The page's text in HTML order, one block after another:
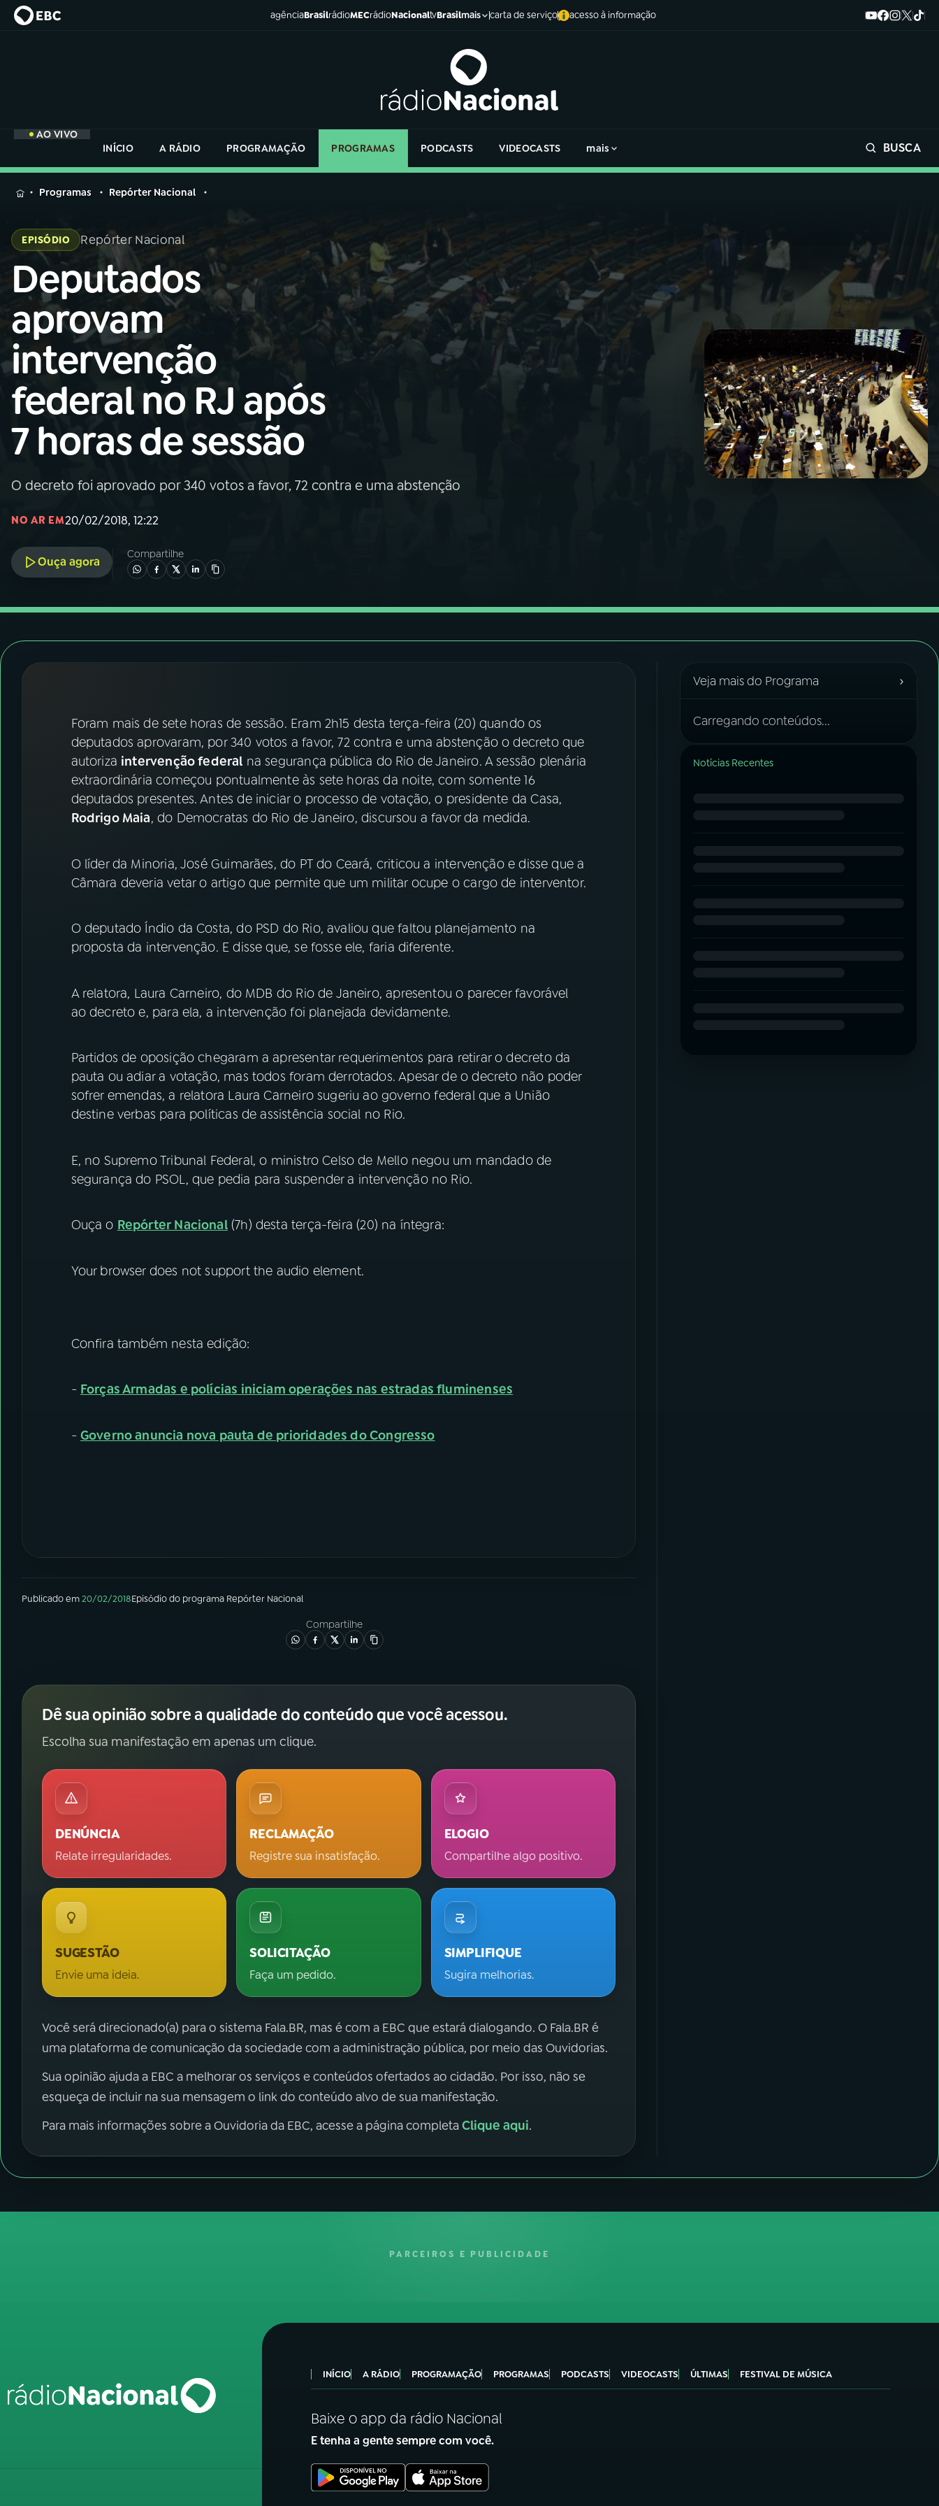
agênciaBrasilrádioMECrádioNacionaltvBrasilmais carta de serviço acesso à informação
AO VIVO
INÍCIO
A RÁDIO PROGRAMAÇÃO PROGRAMAS PODCASTS VIDEOCASTS mais BUSCA
MENU
Buscar
na
Rádio
Nacional
AO VIVO
01INÍCIO
02A RÁDIO
03 PROGRAMAÇÃO
04PROGRAMAS
ACOMPANHE A RÁDIO NACIONAL
YouTube Facebook
Instagram X
na
Rádio
Nacional
Programas Repórter Nacional
EPISÓDIO Repórter Nacional
Deputados
aprovam
intervenção
federal no RJ após
7 horas de sessão
O decreto foi aprovado por 340 votos a favor, 72 contra e uma abstenção
NO AR EM20/02/2018, 12:22
Ouça agora
Compartilhe
Foram mais de sete horas de sessão. Eram 2h15 desta terça-feira (20) quando os
deputados aprovaram, por 340 votos a favor, 72 contra e uma abstenção o decreto que
autoriza intervenção federal na segurança pública do Rio de Janeiro. A sessão plenária
extraordinária começou pontualmente às sete horas da noite, com somente 16
deputados presentes. Antes de iniciar o processo de votação, o presidente da Casa,
Rodrigo Maia, do Democratas do Rio de Janeiro, discursou a favor da medida.
O líder da Minoria, José Guimarães, do PT do Ceará, criticou a intervenção e disse que a
Câmara deveria vetar o artigo que permite que um militar ocupe o cargo de interventor.
O deputado Índio da Costa, do PSD do Rio, avaliou que faltou planejamento na
proposta da intervenção. E disse que, se fosse ele, faria diferente.
A relatora, Laura Carneiro, do MDB do Rio de Janeiro, apresentou o parecer favorável
ao decreto e, para ela, a intervenção foi planejada devidamente.
Partidos de oposição chegaram a apresentar requerimentos para retirar o decreto da
pauta ou adiar a votação, mas todos foram derrotados. Apesar de o decreto não poder
sofrer emendas, a relatora Laura Carneiro sugeriu ao governo federal que a União
destine verbas para políticas de assistência social no Rio.
E, no Supremo Tribunal Federal, o ministro Celso de Mello negou um mandado de
segurança do PSOL, que pedia para suspender a intervenção no Rio.
Ouça o Repórter Nacional(7h) desta terça-feira (20) na íntegra:
Your browser does not support the audio element.
Confira também nesta edição:
- Forças Armadas e polícias iniciam operações nas estradas fluminenses
- Governo anuncia nova pauta de prioridades do Congresso
Publicado em20/02/2018Episódiodo programa Repórter Nacional
Compartilhe
Dê sua opinião sobre a qualidade do conteúdo que você acessou.
Escolha sua manifestação em apenas um clique.
DENÚNCIA
Relate irregularidades.
RECLAMAÇÃO
Registre sua insatisfação.
ELOGIO
Compartilhe algo positivo.
SUGESTÃO
Envie uma ideia.
SOLICITAÇÃO
Faça um pedido.
SIMPLIFIQUE
Sugira melhorias.
Você será direcionado(a) para o sistema Fala.BR, mas é com a EBC que estará dialogando. O Fala.BR é
uma plataforma de comunicação da sociedade com a administração pública, por meio das Ouvidorias.
Sua opinião ajuda a EBC a melhorar os serviços e conteúdos ofertados ao cidadão. Por isso, não se
esqueça de incluir na sua mensagem o link do conteúdo alvo de sua manifestação.
Para mais informações sobre a Ouvidoria da EBC, acesse a página completaClique aqui.
Veja mais do Programa ›
Carregando conteúdos...
Notícias Recentes
PARCEIROS E PUBLICIDADE
INÍCIO A RÁDIO PROGRAMAÇÃO PROGRAMAS PODCASTS VIDEOCASTS ÚLTIMAS FESTIVAL DE MÚSICA
Baixe o app da rádio Nacional
E tenha a gente sempre com você.